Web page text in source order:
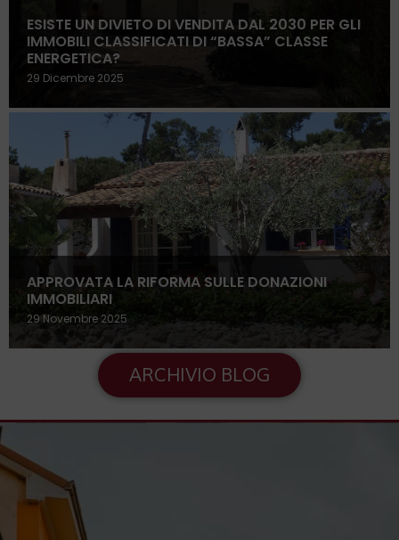
ESISTE UN DIVIETO DI VENDITA DAL 2030 PER GLI
IMMOBILI CLASSIFICATI DI “BASSA” CLASSE
ENERGETICA?
29 Dicembre 2025
APPROVATA LA RIFORMA SULLE DONAZIONI
IMMOBILIARI
29 Novembre 2025
ARCHIVIO BLOG